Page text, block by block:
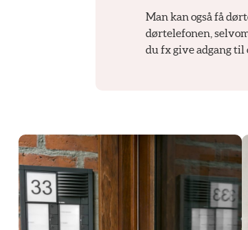
Man kan også få
dørtelefonen,
du fx give adgang